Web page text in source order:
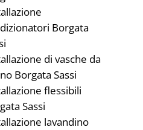
Borgata
di vasche da
Borgata Sassi
flessibili
Sassi
lavandino